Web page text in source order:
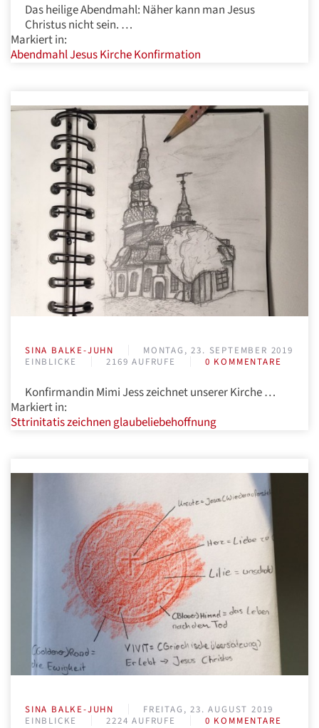
Das heilige Abendmahl: Näher kann man Jesus
Christus nicht sein. …
Markiert in:
AbendmahlJesusKircheKonfirmation
SINA BALKE-JUHN
MONTAG, 23. SEPTEMBER 2019
EINBLICKE
2169 AUFRUFE 0 KOMMENTARE
Konfirmandin Mimi Jess zeichnet unserer Kirche …
Markiert in:
Sttrinitatiszeichnenglaubeliebehoffnung
SINA BALKE-JUHN
FREITAG, 23. AUGUST 2019
EINBLICKE
2224 AUFRUFE 0 KOMMENTARE